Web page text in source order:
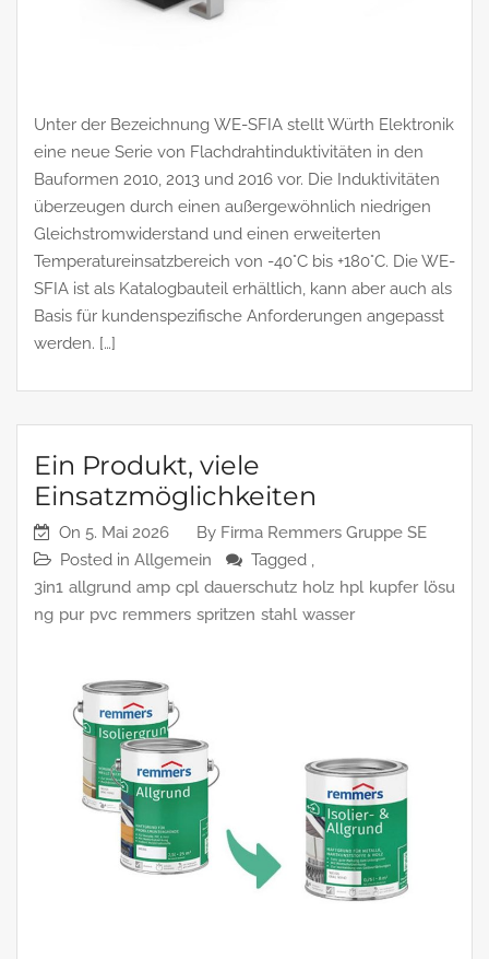
Unter der Bezeichnung WE-SFIA stellt Würth Elektronik
eine neue Serie von Flachdrahtinduktivitäten in den
Bauformen 2010, 2013 und 2016 vor. Die Induktivitäten
überzeugen durch einen außergewöhnlich niedrigen
Gleichstromwiderstand und einen erweiterten
Temperatureinsatzbereich von -40°C bis +180°C. Die WE-
SFIA ist als Katalogbauteil erhältlich, kann aber auch als
Basis für kundenspezifische Anforderungen angepasst
werden. […]
Ein Produkt, viele
Einsatzmöglichkeiten
On 5. Mai 2026 By Firma Remmers Gruppe SE
Posted in Allgemein
Tagged ,
3in1 allgrund amp cpl dauerschutz holz hpl kupfer lösu
ng pur pvc remmers spritzen stahl wasser